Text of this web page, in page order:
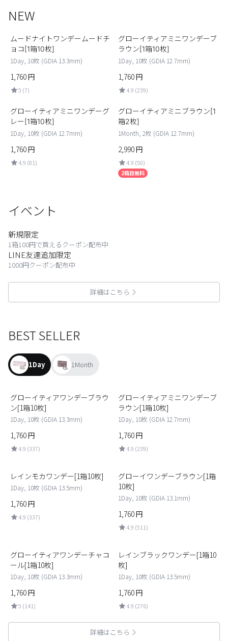
総合掲示板
カスタマーサービス
ショッピングガイド
INSTAGRAM TWITTER LINE FACEBOOK
NEW
ムードナイトワンデームードチ
ョコ[1箱10枚]
1Day, 10枚 (GDIA 13.3mm)
1,760円
5 (7)
グローイティアミニワンデーブ
ラウン[1箱10枚]
1Day, 10枚 (GDIA 12.7mm)
1,760円
4.9 (239)
グローイティアミニワンデーグ
レー[1箱10枚]
1Day, 10枚 (GDIA 12.7mm)
1,760円
4.9 (81)
グローイティアミニブラウン[1
箱2枚]
1Month, 2枚 (GDIA 12.7mm)
2,990円
4.9 (50)
2箱目無料
イベント
新規限定
1箱100円で買えるクーポン配布中
LINE友達追加限定
1000円クーポン配布中
詳細はこちら
BEST SELLER
1Day 1Month
1
グローイティアワンデーブラウ
ン[1箱10枚]
1Day, 10枚 (GDIA 13.3mm)
1,760円
4.9 (337)
2
グローイティアミニワンデーブ
ラウン[1箱10枚]
1Day, 10枚 (GDIA 12.7mm)
1,760円
4.9 (239)
3
レインモカワンデー[1箱10枚]
1Day, 10枚 (GDIA 13.5mm)
1,760円
4.9 (337)
4
グローイワンデーブラウン[1箱
10枚]
1Day, 10枚 (GDIA 13.1mm)
1,760円
4.9 (511)
5
グローイティアワンデーチャコ
ール[1箱10枚]
1Day, 10枚 (GDIA 13.3mm)
1,760円
5 (141)
6
レインブラックワンデー[1箱10
枚]
1Day, 10枚 (GDIA 13.5mm)
1,760円
4.9 (276)
詳細はこちら